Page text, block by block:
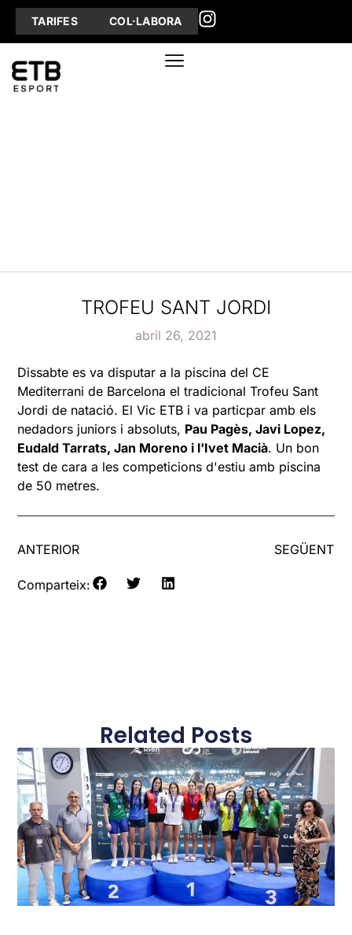
TARIFES COL·LABORA
TROFEU SANT JORDI
abril 26, 2021
Dissabte es va disputar a la piscina del CE
Mediterrani de Barcelona el tradicional Trofeu Sant
Jordi de natació. El Vic ETB i va particpar amb els
nedadors juniors i absoluts, Pau Pagès, Javi Lopez,
Eudald Tarrats, Jan Moreno i l'Ivet Macià. Un bon
test de cara a les competicions d'estiu amb piscina
de 50 metres.
ANTERIOR SEGÜENT
Comparteix:
Related Posts